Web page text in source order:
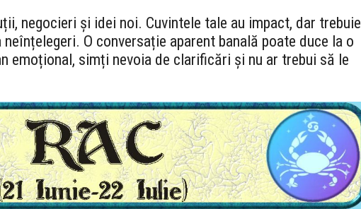
negocieri și idei noi. Cuvintele tale au impact, dar trebuie
O conversație aparent banală poate duce la o
emoțional, simți nevoia de clarificări și nu ar trebui să le